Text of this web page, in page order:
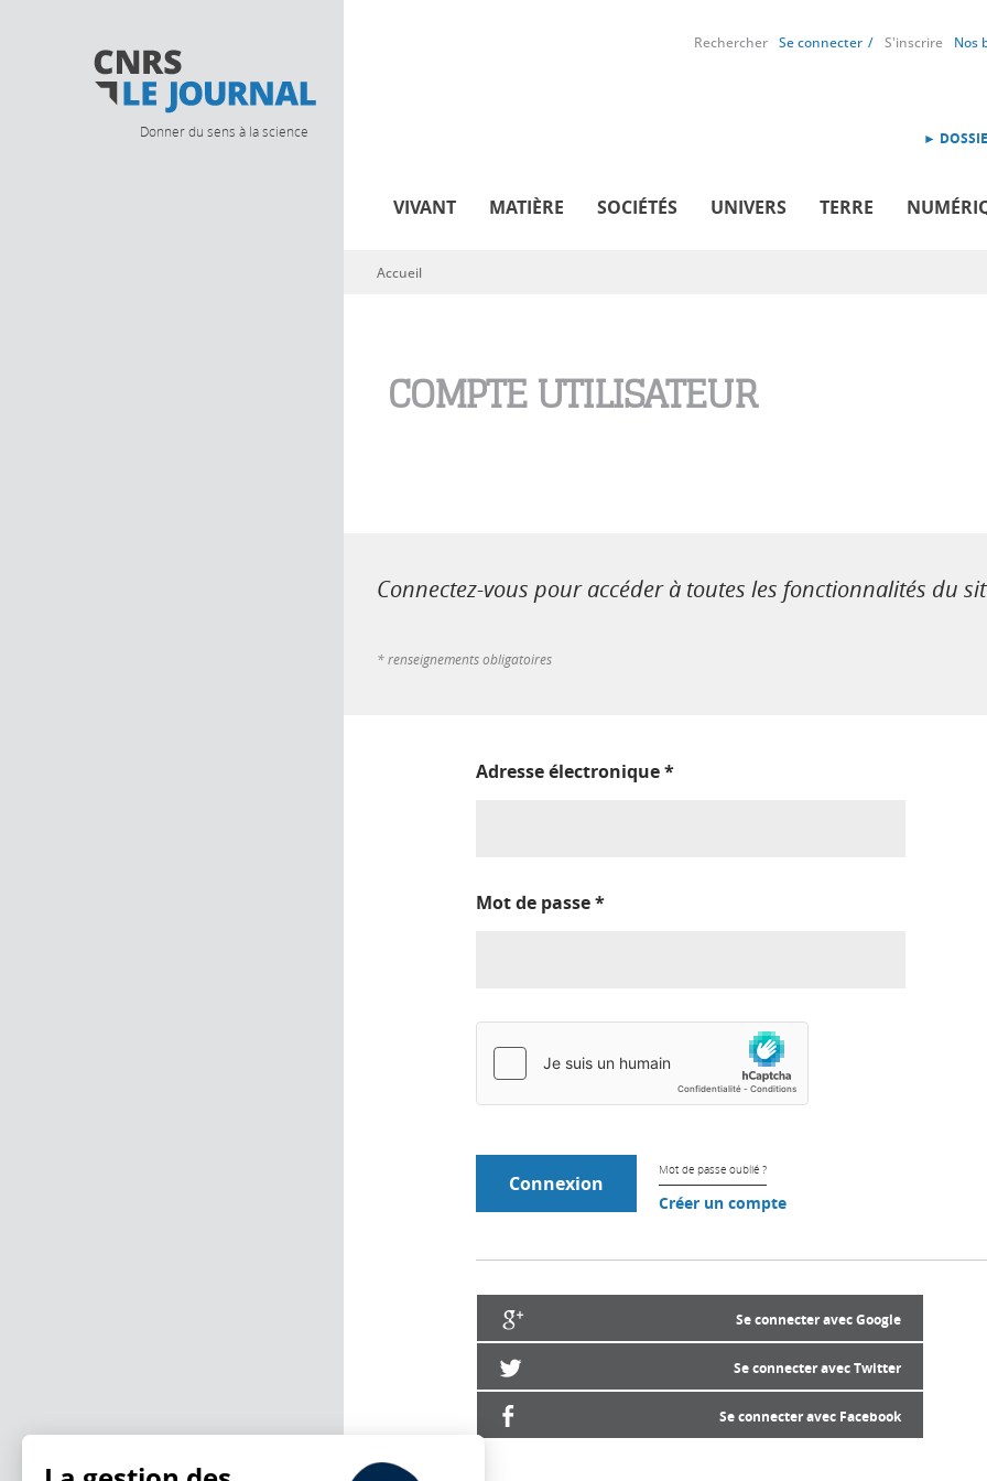
Donner du sens à la science
Rechercher Se connecter S'inscrire Nos
►
VIVANT MATIÈRE SOCIÉTÉS UNIVERS TERRE
Vous êtes ici
Accueil
COMPTE UTILISATEUR
Connectez-vous pour accéder à toutes les fonctionnalités du
* renseignements obligatoires
Adresse électronique*
Mot de passe*
Mot de passe oublié ?
Créer un compte
Se connecter avec Google
Se connecter avec Twitter
Se connecter avec Facebook